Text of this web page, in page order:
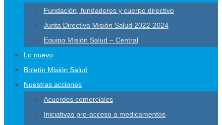
Fundación, fundadores y cuerpo directivo
Junta Directiva Misión Salud 2022-2024
Equipo Misión Salud – Central
Lo nuevo
Boletín Misión Salud
Nuestras acciones
Acuerdos comerciales
Iniciativas pro-acceso a medicamentos